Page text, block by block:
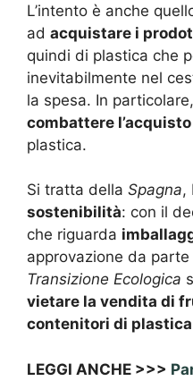
L’intento è anche
ad acquistare i
quindi di plastica che
inevitabilmente nel
la spesa. In
combattere
plastica.
Si tratta della Spagna,
sostenibilità: con il
che riguarda
approvazione da parte
Transizione Ecologica
vietare la vendita di
contenitori di plastica
LEGGI ANCHE >>>